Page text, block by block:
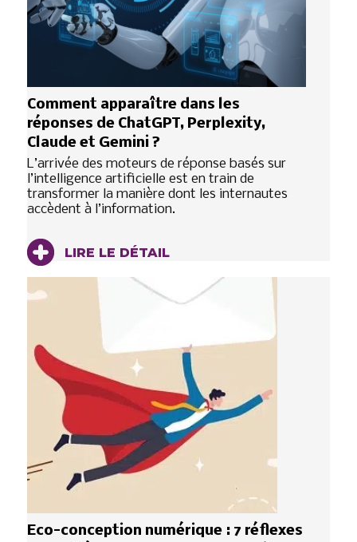
Comment apparaître dans les
réponses de ChatGPT, Perplexity,
Claude et Gemini ?
L’arrivée des moteurs de réponse basés sur
l’intelligence artificielle est en train de
transformer la manière dont les internautes
accèdent à l’information.
LIRE LE DÉTAIL
Eco-conception numérique : 7 réflexes